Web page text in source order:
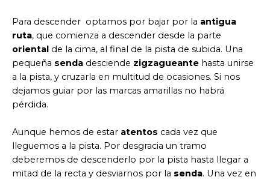
Para descender optamos por bajar por la antigua
ruta, que comienza a descender desde la parte
oriental de la cima, al final de la pista de subida. Una
pequeña senda desciende zigzagueante hasta unirse
a la pista, y cruzarla en multitud de ocasiones. Si nos
dejamos guiar por las marcas amarillas no habrá
pérdida.
Aunque hemos de estar atentos cada vez que
lleguemos a la pista. Por desgracia un tramo
deberemos de descenderlo por la pista hasta llegar a
mitad de la recta y desviarnos por la senda. Una vez en